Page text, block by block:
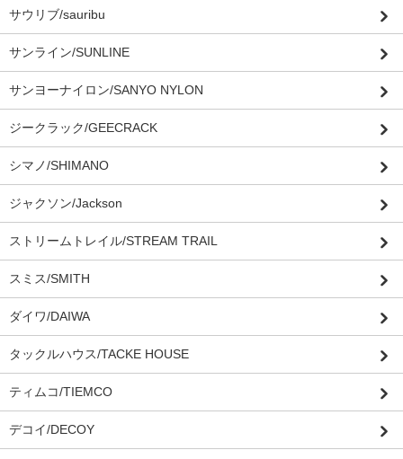
サウリブ/sauribu
サンライン/SUNLINE
サンヨーナイロン/SANYO NYLON
ジークラック/GEECRACK
シマノ/SHIMANO
ジャクソン/Jackson
ストリームトレイル/STREAM TRAIL
スミス/SMITH
ダイワ/DAIWA
タックルハウス/TACKE HOUSE
ティムコ/TIEMCO
デコイ/DECOY